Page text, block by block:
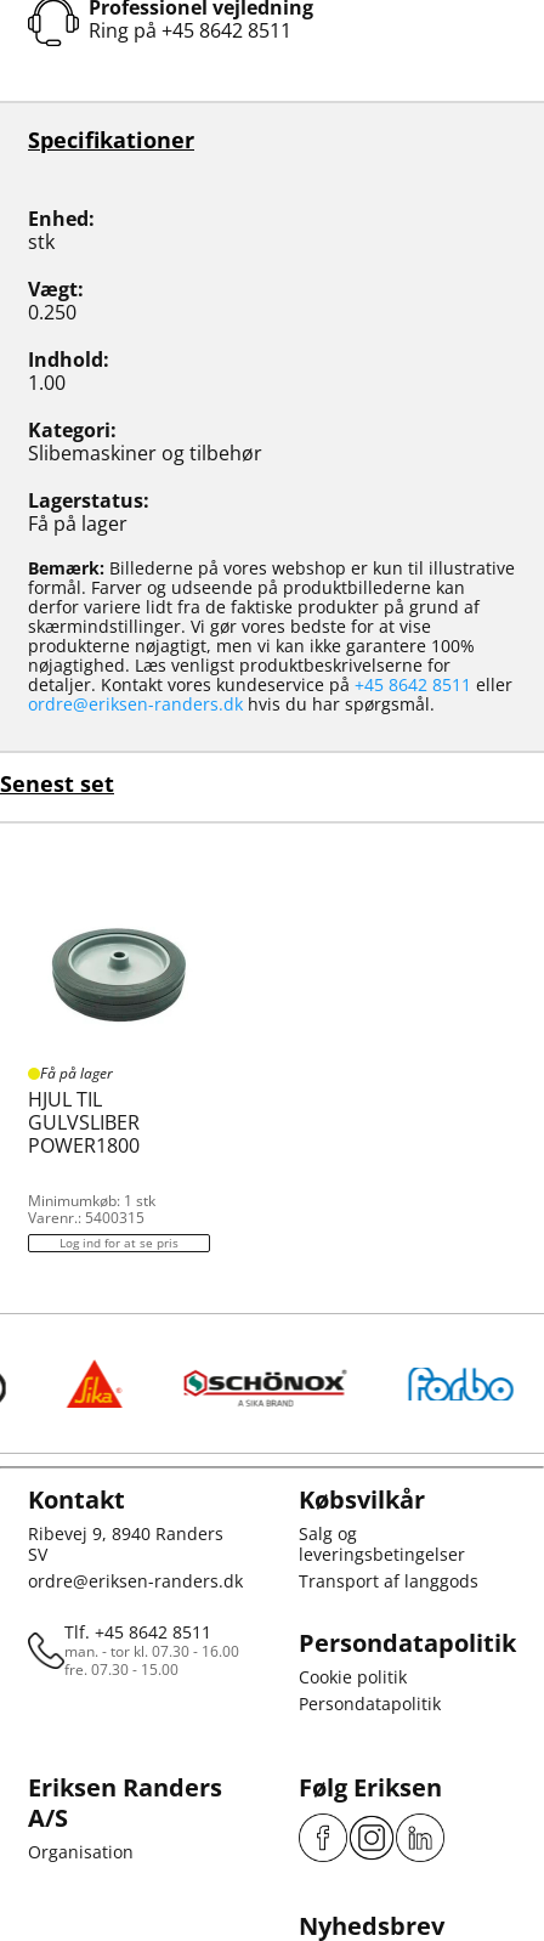
Professionel vejledning
Ring på +45 8642 8511
Specifikationer
Enhed
stk
Vægt
0.250
Indhold
1.00
Kategori
Slibemaskiner og tilbehør
Lagerstatus
Få på lager
Bemærk: Billederne på vores webshop er kun til illustrative
formål. Farver og udseende på produktbillederne kan
derfor variere lidt fra de faktiske produkter på grund af
skærmindstillinger. Vi gør vores bedste for at vise
produkterne nøjagtigt, men vi kan ikke garantere 100%
nøjagtighed. Læs venligst produktbeskrivelserne for
detaljer. Kontakt vores kundeservice på +45 8642 8511 eller
ordre@eriksen-randers.dk hvis du har spørgsmål.
Senest set
Få på lager
HJUL TIL
GULVSLIBER
POWER1800
Minimumkøb: 1 stk
Varenr.: 5400315
Log ind for at se pris
Kontakt
Ribevej 9, 8940 Randers
SV
ordre@eriksen-randers.dk
Tlf. +45 8642 8511
man. - tor kl. 07.30 - 16.00
fre. 07.30 - 15.00
Købsvilkår
Salg og
leveringsbetingelser
Transport af langgods
Persondatapolitik
Cookie politik
Persondatapolitik
Eriksen Randers
A/S
Organisation
Følg Eriksen
Nyhedsbrev